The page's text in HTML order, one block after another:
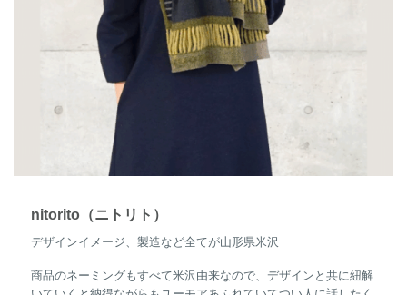
nitorito（ニトリト）
デザインイメージ、製造など全てが山形県米沢
商品のネーミングもすべて米沢由来なので、デザインと共に紐解